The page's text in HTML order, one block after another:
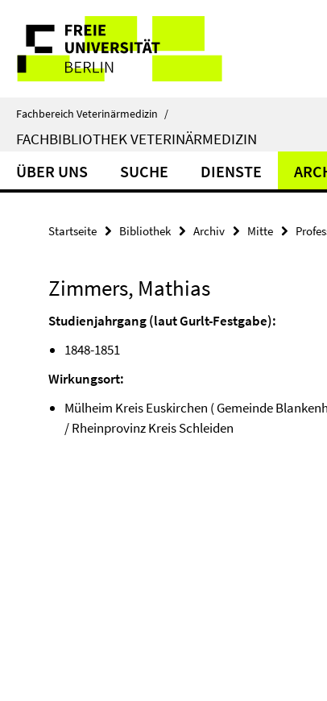
direkt
Inhalt
Service-
Navigation
Fachbereich Veterinärmedizin /
FACHBIBLIOTHEK VETERINÄRMEDIZIN
ÜBER UNS SUCHE DIENSTE
Startseite Bibliothek Archiv Mitte
Zimmers, Mathias
Studienjahrgang (laut Gurlt-Festgabe):
1848-1851
Wirkungsort:
Mülheim Kreis Euskirchen ( Gemeinde
/ Rheinprovinz Kreis Schleiden